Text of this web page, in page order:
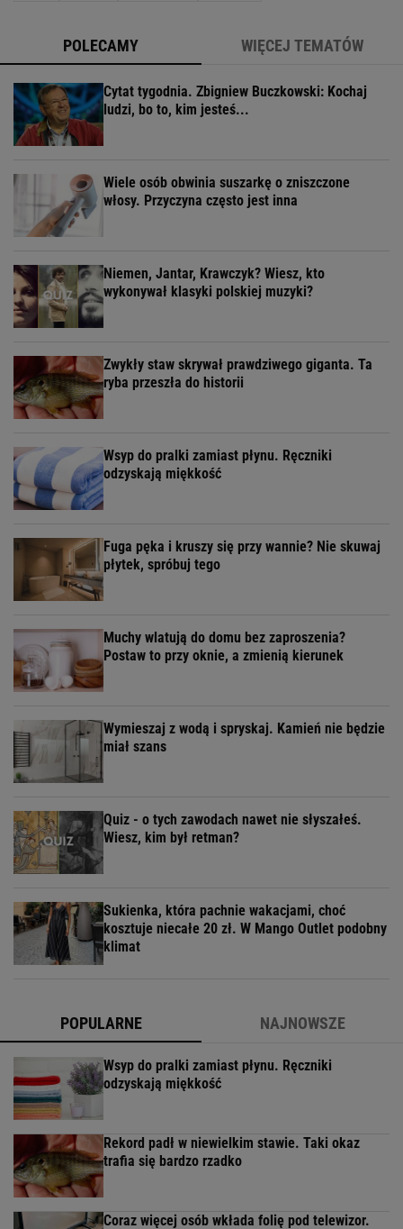
POLECAMY WIĘCEJ TEMATÓW
Cytat tygodnia. Zbigniew Buczkowski: Kochaj
ludzi, bo to, kim jesteś...
Wiele osób obwinia suszarkę o zniszczone
włosy. Przyczyna często jest inna
Niemen, Jantar, Krawczyk? Wiesz, kto
wykonywał klasyki polskiej muzyki?
Zwykły staw skrywał prawdziwego giganta. Ta
ryba przeszła do historii
Wsyp do pralki zamiast płynu. Ręczniki
odzyskają miękkość
Fuga pęka i kruszy się przy wannie? Nie skuwaj
płytek, spróbuj tego
Muchy wlatują do domu bez zaproszenia?
Postaw to przy oknie, a zmienią kierunek
Wymieszaj z wodą i spryskaj. Kamień nie będzie
miał szans
Quiz - o tych zawodach nawet nie słyszałeś.
Wiesz, kim był retman?
Sukienka, która pachnie wakacjami, choć
kosztuje niecałe 20 zł. W Mango Outlet podobny
klimat
POPULARNE NAJNOWSZE
Wsyp do pralki zamiast płynu. Ręczniki
odzyskają miękkość
Rekord padł w niewielkim stawie. Taki okaz
trafia się bardzo rzadko
Coraz więcej osób wkłada folię pod telewizor.